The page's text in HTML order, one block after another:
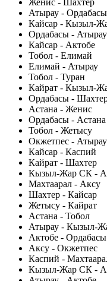
Женис - Шахтер
Атырау - Ордабасы
Кайсар - Кызыл-
Ордабасы - Атырау
Кайсар - Актобе
Тобол - Елимай
Елимай - Атырау
Тобол - Туран
Кайрат - Кызыл-
Ордабасы -
Астана - Женис
Ордабасы - Астана
Тобол - Жетысу
Окжетпес - Атырау
Кайсар - Каспий
Кайрат - Шахтер
Кызыл-Жар СК -
Махтаарал - Аксу
Шахтер - Кайсар
Жетысу - Кайрат
Астана - Тобол
Атырау - Кызыл-
Актобе - Ордабасы
Аксу - Окжетпес
Каспий -
Кызыл-Жар СК -